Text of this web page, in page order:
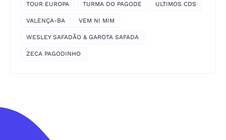
TOUR EUROPA TURMA DO PAGODE ULTIMOS CDS
VALENÇA-BA VEM NI MIM
WESLEY SAFADÃO & GAROTA SAFADA
ZECA PAGODINHO